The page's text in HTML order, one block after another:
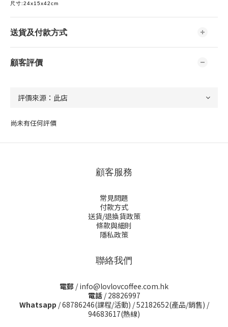
尺寸:24x15x42cm
送貨及付款方式
顧客評價
尚未有任何評價
顧客服務
常見問題
付款方式
送貨/退換貨政策
條款與細則
隱私政策
聯絡我們
電郵 / info@lovlovcoffee.com.hk
電話/ 28826997
Whatsapp /68786246(課程/活動) /52182652(產品/銷售) /
94683617(熱線)